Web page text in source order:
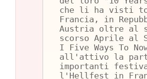
che li ha visti
Francia, in
Austria oltre al
scorso Aprile al
I Five Ways To
all'attivo la
importanti
l'Hellfest in